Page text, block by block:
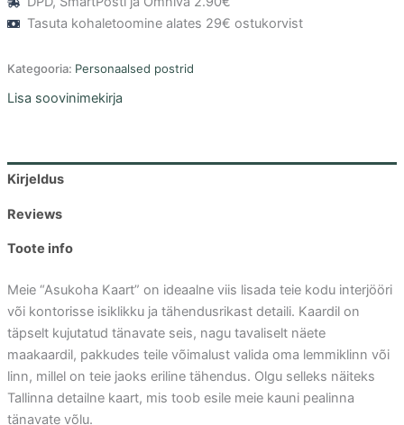
19,99€
Tasuta kohaletoomine alates 29€ ostukorvist
Kategooria: Personaalsed postrid
Lisa soovinimekirja
Kirjeldus
Reviews
Toote info
Meie “Asukoha Kaart” on ideaalne viis lisada teie kodu interjööri
või kontorisse isiklikku ja tähendusrikast detaili. Kaardil on
täpselt kujutatud tänavate seis, nagu tavaliselt näete
maakaardil, pakkudes teile võimalust valida oma lemmiklinn või
linn, millel on teie jaoks eriline tähendus. Olgu selleks näiteks
Tallinna detailne kaart, mis toob esile meie kauni pealinna
tänavate võlu.